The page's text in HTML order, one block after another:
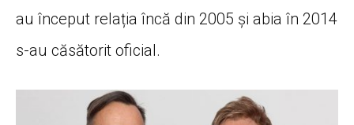
au început relația încă din 2005 și abia în 2014
s-au căsătorit oficial.